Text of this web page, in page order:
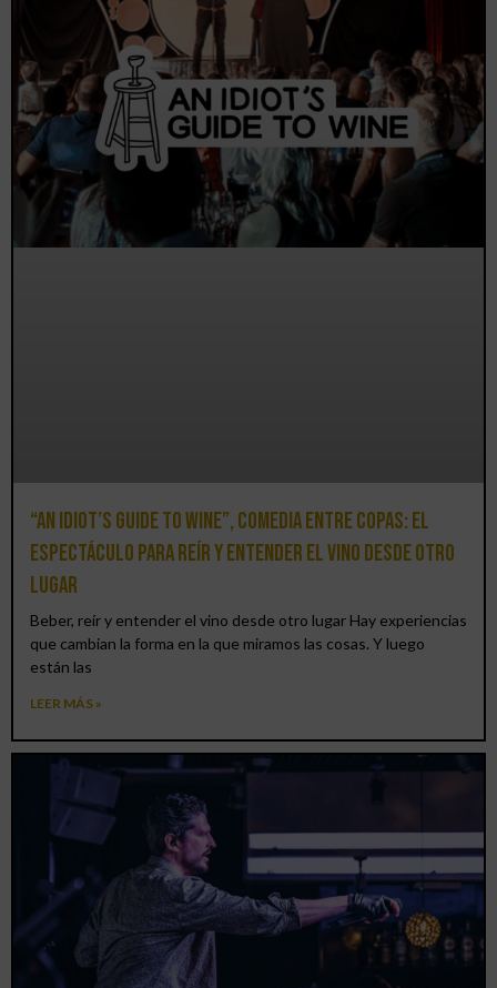
“An Idiot’s Guide to Wine”, comedia entre copas: el
espectáculo para reír y entender el vino desde otro
lugar
Beber, reír y entender el vino desde otro lugar Hay experiencias
que cambian la forma en la que miramos las cosas. Y luego
están las
LEER MÁS »